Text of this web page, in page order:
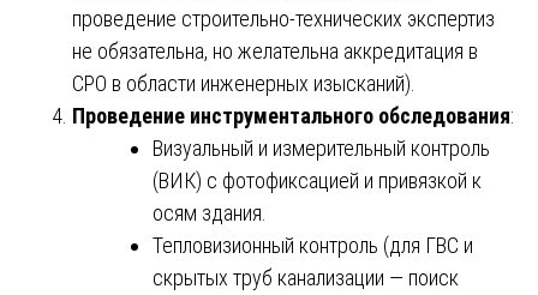
проведение строительно-технических экспертиз
не обязательна, но желательна аккредитация в
СРО в области инженерных изысканий).
Проведение инструментального обследования:
Визуальный и измерительный контроль
(ВИК) с фотофиксацией и привязкой к
осям здания.
Тепловизионный контроль (для ГВС и
скрытых труб канализации — поиск